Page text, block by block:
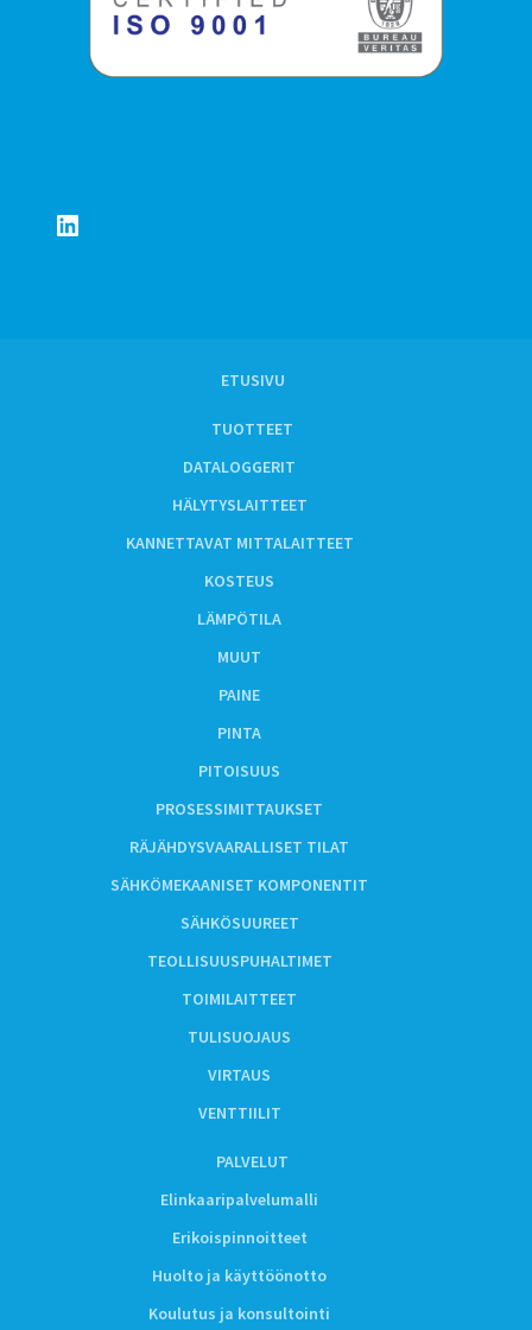
LinkedIn
ETUSIVU
TUOTTEET
DATALOGGERIT
HÄLYTYSLAITTEET
KANNETTAVAT MITTALAITTEET
KOSTEUS
LÄMPÖTILA
MUUT
PAINE
PINTA
PITOISUUS
PROSESSIMITTAUKSET
RÄJÄHDYSVAARALLISET TILAT
SÄHKÖMEKAANISET KOMPONENTIT
SÄHKÖSUUREET
TEOLLISUUSPUHALTIMET
TOIMILAITTEET
TULISUOJAUS
VIRTAUS
VENTTIILIT
PALVELUT
Elinkaaripalvelumalli
Erikoispinnoitteet
Huolto ja käyttöönotto
Koulutus ja konsultointi